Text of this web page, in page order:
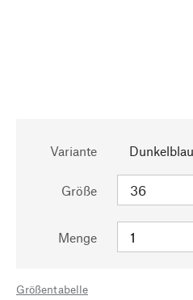
Variante Dunkelblau
Größe
Menge
Größentabelle